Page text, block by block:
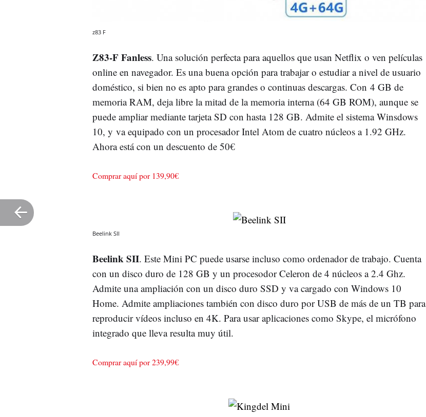
z83 F
Z83-F Fanless. Una solución perfecta para aquellos que usan Netflix o ven películas
online en navegador. Es una buena opción para trabajar o estudiar a nivel de usuario
doméstico, si bien no es apto para grandes o continuas descargas. Con 4 GB de
memoria RAM, deja libre la mitad de la memoria interna (64 GB ROM), aunque se
puede ampliar mediante tarjeta SD con hasta 128 GB. Admite el sistema Winsdows
10, y va equipado con un procesador Intel Atom de cuatro núcleos a 1.92 GHz.
Ahora está con un descuento de 50€
Comprar aquí por 139,90€
Beelink SII
Beelink SII. Este Mini PC puede usarse incluso como ordenador de trabajo. Cuenta
con un disco duro de 128 GB y un procesodor Celeron de 4 núcleos a 2.4 Ghz.
Admite una ampliación con un disco duro SSD y va cargado con Windows 10
Home. Admite ampliaciones también con disco duro por USB de más de un TB para
reproducir vídeos incluso en 4K. Para usar aplicaciones como Skype, el micrófono
integrado que lleva resulta muy útil.
Comprar aquí por 239,99€